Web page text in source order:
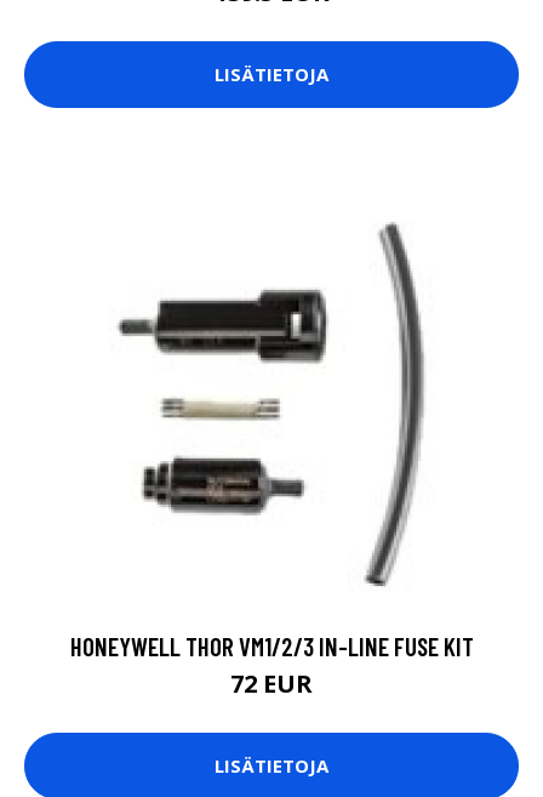
LISÄTIETOJA
HONEYWELL THOR VM1/2/3 IN-LINE FUSE KIT
72 EUR
LISÄTIETOJA